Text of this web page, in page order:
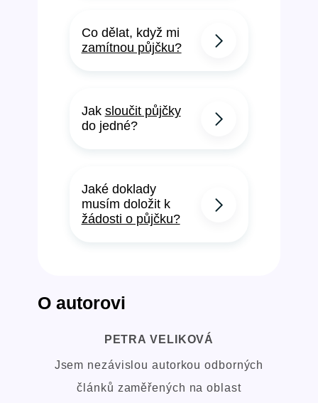
Co dělat, když mi
zamítnou půjčku?
Jak sloučit půjčky
do jedné?
Jaké doklady
musím doložit k
žádosti o půjčku?
O autorovi
PETRA VELIKOVÁ
Jsem nezávislou autorkou odborných
článků zaměřených na oblast